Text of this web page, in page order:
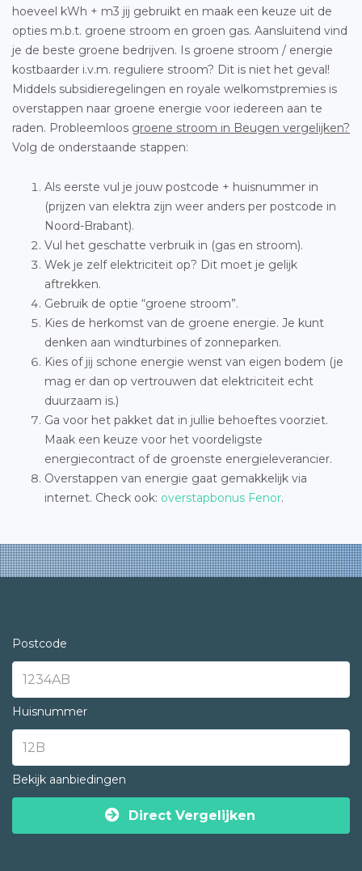
hoeveel kWh + m3 jij gebruikt en maak een keuze uit de
opties m.b.t. groene stroom en groen gas. Aansluitend vind
je de beste groene bedrijven. Is groene stroom / energie
kostbaarder i.v.m. reguliere stroom? Dit is niet het geval!
Middels subsidieregelingen en royale welkomstpremies is
overstappen naar groene energie voor iedereen aan te
raden. Probleemloos groene stroom in Beugen vergelijken?
Volg de onderstaande stappen:
Als eerste vul je jouw postcode + huisnummer in
(prijzen van elektra zijn weer anders per postcode in
Noord-Brabant).
Vul het geschatte verbruik in (gas en stroom).
Wek je zelf elektriciteit op? Dit moet je gelijk
aftrekken.
Gebruik de optie “groene stroom”.
Kies de herkomst van de groene energie. Je kunt
denken aan windturbines of zonneparken.
Kies of jij schone energie wenst van eigen bodem (je
mag er dan op vertrouwen dat elektriciteit echt
duurzaam is.)
Ga voor het pakket dat in jullie behoeftes voorziet.
Maak een keuze voor het voordeligste
energiecontract of de groenste energieleverancier.
Overstappen van energie gaat gemakkelijk via
internet. Check ook: overstapbonus Fenor.
Postcode
Huisnummer
Bekijk aanbiedingen
Direct Vergelijken